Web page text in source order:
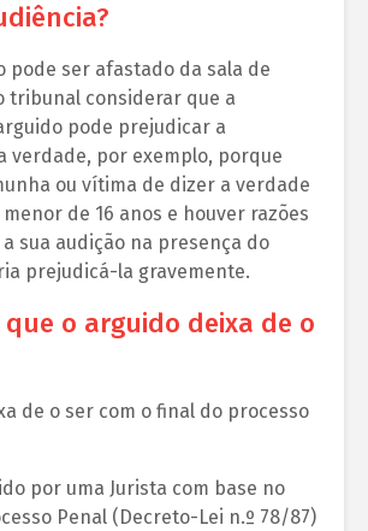
pode ser afastado da sala de
tribunal considerar que a
pode prejudicar a
verdade, por exemplo, porque
ou vítima de dizer a verdade
de 16 anos e houver razões
sua audição na presença do
prejudicá-la gravemente.
o arguido deixa de o
de o ser com o final do processo
por uma Jurista com base no
Penal (Decreto-Lei n.º 78/87)